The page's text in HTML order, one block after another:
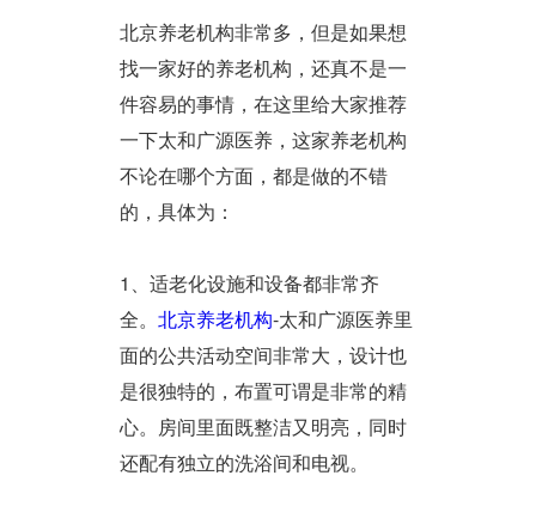
北京养老机构非常多，但是如果想
找一家好的养老机构，还真不是一
件容易的事情，在这里给大家推荐
一下太和广源医养，这家养老机构
不论在哪个方面，都是做的不错
的，具体为：
1、适老化设施和设备都非常齐
全。 北京养老机构-太和广源医养里
面的公共活动空间非常大，设计也
是很独特的，布置可谓是非常的精
心。房间里面既整洁又明亮，同时
还配有独立的洗浴间和电视。